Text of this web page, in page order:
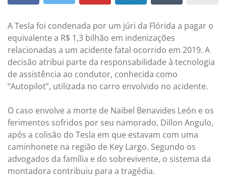
A Tesla foi condenada por um júri da Flórida a pagar o
equivalente a R$ 1,3 bilhão em indenizações
relacionadas a um acidente fatal ocorrido em 2019. A
decisão atribui parte da responsabilidade à tecnologia
de assistência ao condutor, conhecida como
“Autopilot”, utilizada no carro envolvido no acidente.
O caso envolve a morte de Naibel Benavides León e os
ferimentos sofridos por seu namorado, Dillon Angulo,
após a colisão do Tesla em que estavam com uma
caminhonete na região de Key Largo. Segundo os
advogados da família e do sobrevivente, o sistema da
montadora contribuiu para a tragédia.